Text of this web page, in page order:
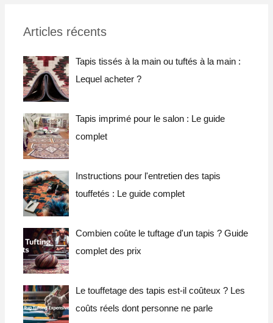
e
c
h
e
d
e
:
Articles récents
Tapis tissés à la main ou tuftés à la main :
Lequel acheter ?
Tapis imprimé pour le salon : Le guide
complet
Instructions pour l'entretien des tapis
touffetés : Le guide complet
Combien coûte le tuftage d'un tapis ? Guide
complet des prix
Le touffetage des tapis est-il coûteux ? Les
coûts réels dont personne ne parle